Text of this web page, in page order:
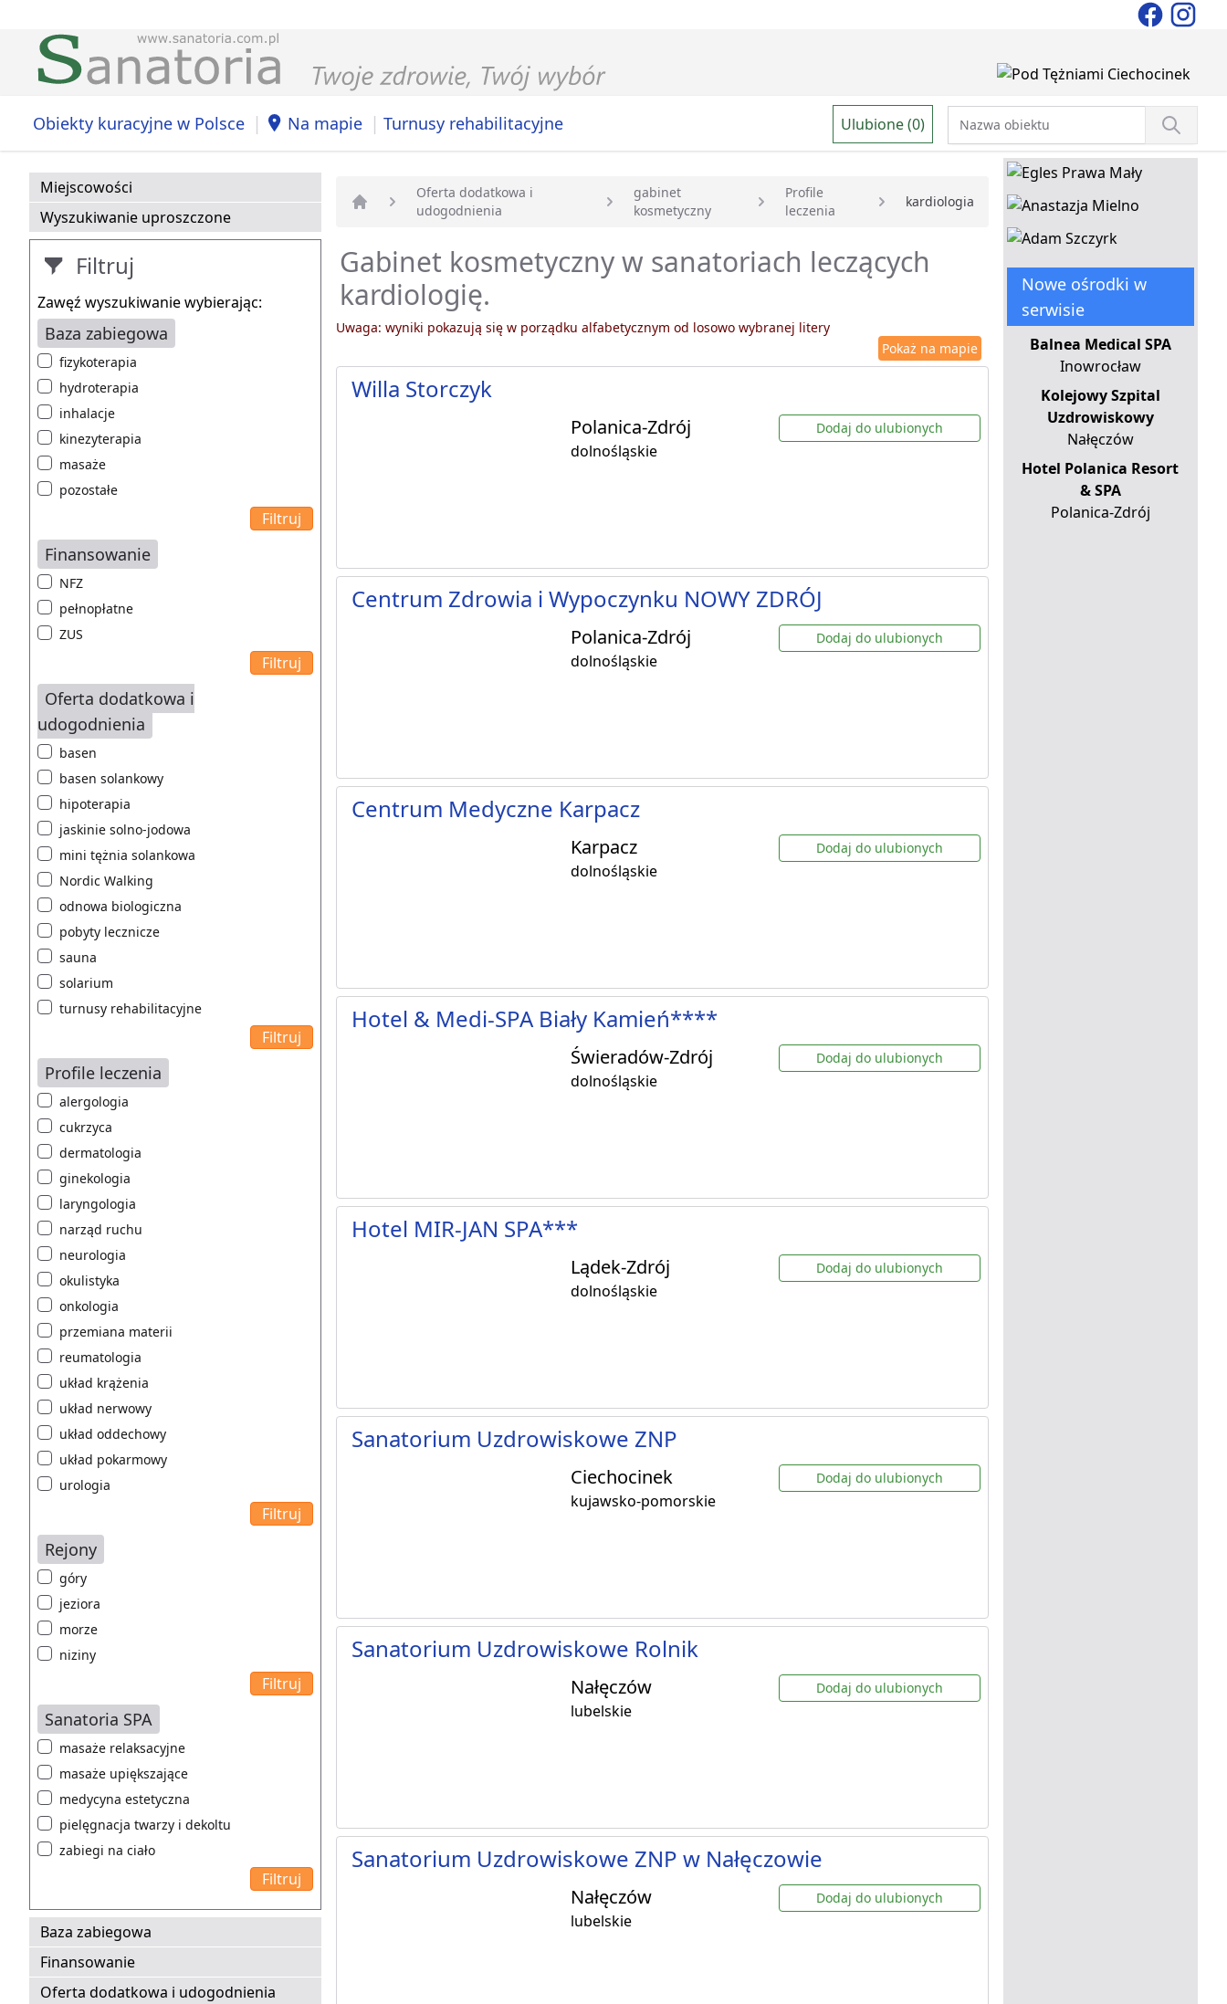
Obiekty kuracyjne w Polsce | Na mapie | Turnusy rehabilitacyjne Ulubione (0)
Miejscowości
Wyszukiwanie uproszczone
Filtruj
Zawęź wyszukiwanie wybierając:
Baza zabiegowa
fizykoterapia
hydroterapia
inhalacje
kinezyterapia
masaże
pozostałe
Finansowanie
NFZ
pełnopłatne
ZUS
Oferta dodatkowa i
udogodnienia
basen
basen solankowy
hipoterapia
jaskinie solno-jodowa
mini tężnia solankowa
Nordic Walking
odnowa biologiczna
pobyty lecznicze
sauna
solarium
turnusy rehabilitacyjne
Profile leczenia
alergologia
cukrzyca
dermatologia
ginekologia
laryngologia
narząd ruchu
neurologia
okulistyka
onkologia
przemiana materii
reumatologia
układ krążenia
układ nerwowy
układ oddechowy
układ pokarmowy
urologia
Rejony
góry
jeziora
morze
niziny
Sanatoria SPA
masaże relaksacyjne
masaże upiększające
medycyna estetyczna
pielęgnacja twarzy i dekoltu
zabiegi na ciało
Baza zabiegowa
Finansowanie
Oferta dodatkowa i udogodnienia
Strona główna
Oferta dodatkowa i
udogodnienia
gabinet
kosmetyczny
Profile
leczenia
kardiologia
Gabinet kosmetyczny w sanatoriach leczących
kardiologię.
Uwaga: wyniki pokazują się w porządku alfabetycznym od losowo wybranej litery
Pokaż na mapie
Willa Storczyk
Polanica-Zdrój
dolnośląskie
Dodaj do ulubionych
Centrum Zdrowia i Wypoczynku NOWY ZDRÓJ
Polanica-Zdrój
dolnośląskie
Dodaj do ulubionych
Centrum Medyczne Karpacz
Karpacz
dolnośląskie
Dodaj do ulubionych
Hotel & Medi-SPA Biały Kamień****
Świeradów-Zdrój
dolnośląskie
Dodaj do ulubionych
Hotel MIR-JAN SPA***
Lądek-Zdrój
dolnośląskie
Dodaj do ulubionych
Sanatorium Uzdrowiskowe ZNP
Ciechocinek
kujawsko-pomorskie
Dodaj do ulubionych
Sanatorium Uzdrowiskowe Rolnik
Nałęczów
lubelskie
Dodaj do ulubionych
Sanatorium Uzdrowiskowe ZNP w Nałęczowie
Nałęczów
lubelskie
Dodaj do ulubionych
Nowe ośrodki w
serwisie
Balnea Medical SPA
Inowrocław
Kolejowy Szpital
Uzdrowiskowy
Nałęczów
Hotel Polanica Resort
& SPA
Polanica-Zdrój